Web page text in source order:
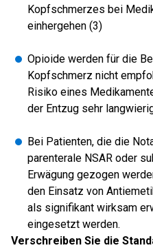
Kopfschmerzes bei
einhergehen (3)
Opioide werden für die
Kopfschmerz nicht
Risiko eines
der Entzug sehr
Bei Patienten, die die
parenterale NSAR oder
Erwägung gezogen
den Einsatz von
als signifikant wirksam
eingesetzt werden.
Verschreiben Sie die